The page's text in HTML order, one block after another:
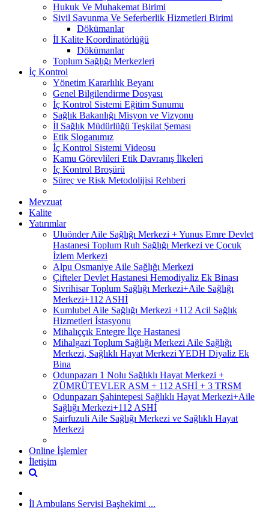
Hukuk Ve Muhakemat Birimi
Sivil Savunma Ve Seferberlik Hizmetleri Birimi
Dökümanlar
İl Kalite Koordinatörlüğü
Dökümanlar
Toplum Sağlığı Merkezleri
İç Kontrol
Yönetim Kararlılık Beyanı
Genel Bilgilendirme Dosyası
İç Kontrol Sistemi Eğitim Sunumu
Sağlık Bakanlığı Misyon ve Vizyonu
İl Sağlık Müdürlüğü Teşkilat Şeması
Etik Sloganımız
İç Kontrol Sistemi Videosu
Kamu Görevlileri Etik Davranış İlkeleri
İç Kontrol Broşürü
Süreç ve Risk Metodolijisi Rehberi
Mevzuat
Kalite
Yatırımlar
Uluönder Aile Sağlığı Merkezi + Yunus Emre Devlet
Hastanesi Toplum Ruh Sağlığı Merkezi ve Çocuk
İzlem Merkezi
Alpu Osmaniye Aile Sağlığı Merkezi
Çifteler Devlet Hastanesi Hemodiyaliz Ek Binası
Sivrihisar Toplum Sağlığı Merkezi+Aile Sağlığı
Merkezi+112 ASHİ
Kumlubel Aile Sağlığı Merkezi +112 Acil Sağlık
Hizmetleri İstasyonu
Mihalıççık Entegre İlçe Hastanesi
Mihalgazi Toplum Sağlığı Merkezi Aile Sağlığı
Merkezi, Sağlıklı Hayat Merkezi YEDH Diyaliz Ek
Bina
Odunpazarı 1 Nolu Sağlıklı Hayat Merkezi +
ZÜMRÜTEVLER ASM + 112 ASHİ + 3 TRSM
Odunpazarı Şahintepesi Sağlıklı Hayat Merkezi+Aile
Sağlığı Merkezi+112 ASHİ
Şairfuzuli Aile Sağlığı Merkezi ve Sağlıklı Hayat
Merkezi
Online İşlemler
İletişim
İl Ambulans Servisi Başhekimi ...